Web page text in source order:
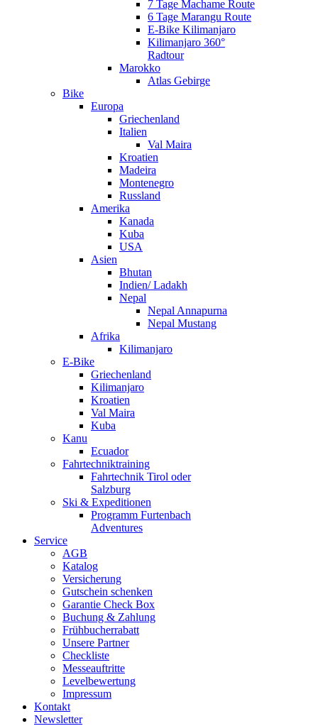
7 Tage Machame Route
6 Tage Marangu Route
E-Bike Kilimanjaro
Kilimanjaro 360°
Radtour
Marokko
Atlas Gebirge
Bike
Europa
Griechenland
Italien
Val Maira
Kroatien
Madeira
Montenegro
Russland
Amerika
Kanada
Kuba
USA
Asien
Bhutan
Indien/ Ladakh
Nepal
Nepal Annapurna
Nepal Mustang
Afrika
Kilimanjaro
E-Bike
Griechenland
Kilimanjaro
Kroatien
Val Maira
Kuba
Kanu
Ecuador
Fahrtechniktraining
Fahrtechnik Tirol oder
Salzburg
Ski & Expeditionen
Programm Furtenbach
Adventures
Service
AGB
Katalog
Versicherung
Gutschein schenken
Garantie Check Box
Buchung & Zahlung
Frühbucherrabatt
Unsere Partner
Checkliste
Messeauftritte
Levelbewertung
Impressum
Kontakt
Newsletter